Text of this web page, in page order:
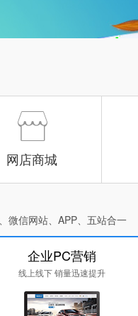
网店商城
微信网站、APP、五站合一
企业PC营销
线上线下 销量迅速提升